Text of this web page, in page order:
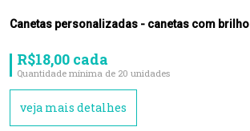
Canetas personalizadas - canetas com brilho
R$18,00 cada
Quantidade mínima de 20 unidades
veja mais detalhes